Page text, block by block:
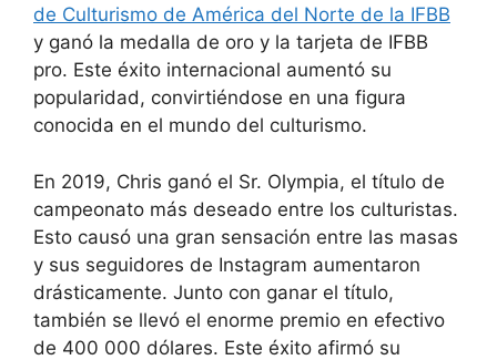
de Culturismo de América del Norte de la IFBB
y ganó la medalla de oro y la tarjeta de IFBB
pro. Este éxito internacional aumentó su
popularidad, convirtiéndose en una figura
conocida en el mundo del culturismo.
En 2019, Chris ganó el Sr. Olympia, el título de
campeonato más deseado entre los culturistas.
Esto causó una gran sensación entre las masas
y sus seguidores de Instagram aumentaron
drásticamente. Junto con ganar el título,
también se llevó el enorme premio en efectivo
de 400 000 dólares. Este éxito afirmó su